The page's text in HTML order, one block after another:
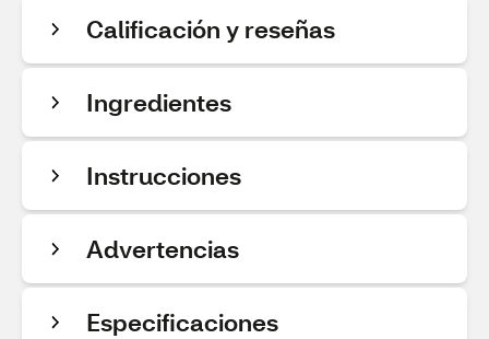
Calificación y reseñas
Ingredientes
Instrucciones
Advertencias
Especificaciones